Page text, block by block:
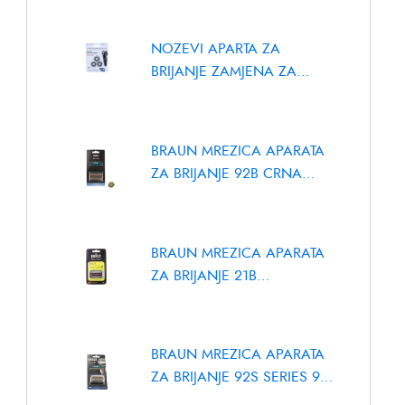
POSUDA ZA
MLIJEKO
NOZEVI APARTA ZA
BRIJANJE ZAMJENA ZA
BRAUN MREZICA APARATA
ZA BRIJANJE 92B CRNA
BRAUN MREZICA APARATA
ZA BRIJANJE 21B
BRAUN MREZICA APARATA
ZA BRIJANJE 92S SERIES 9